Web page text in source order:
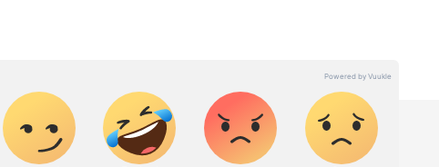
அங்க வைத்தோம் என்றால் இந்த தேசம்
நிலைக்கப்பட வேண்டும் சனாதன தர்மம்
அனைத்து மக்களும் சந்தோசமாக